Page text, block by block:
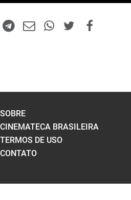
SOBRE
CINEMATECA BRASILEIRA
TERMOS DE USO
CONTATO